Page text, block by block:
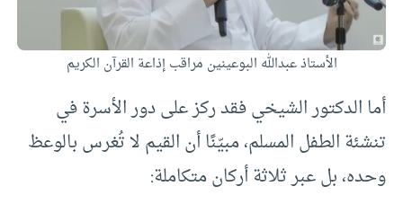
الأستاذ عبدالله البوعينين مراقب إذاعة القرآن الكريم
أما الدكتور الشيخي فقد ركز على دور الأسرة في
تنشئة الطفل المسلم، مبيّنًا أن القيم لا تُغرس بالوعظ
وحده، بل عبر ثلاثة أركان متكاملة: